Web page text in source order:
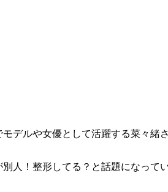
デルや女優として活躍する菜々緒さ
人！整形してる？と話題になってい